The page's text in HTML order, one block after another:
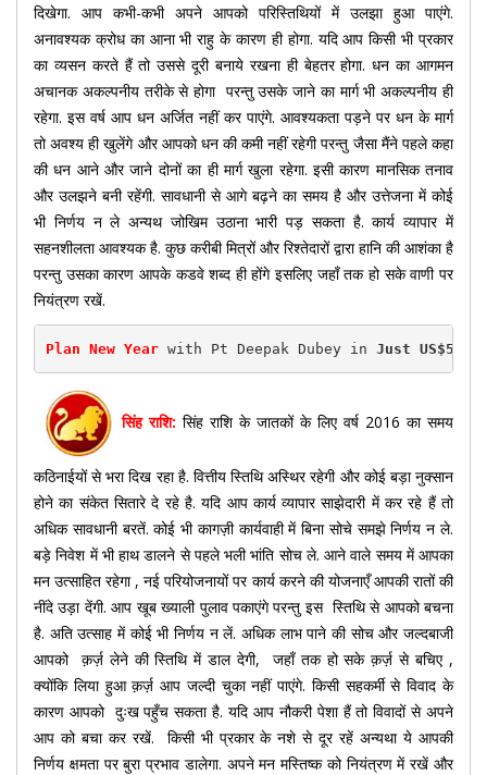
दिखेगा. आप कभी-कभी अपने आपको परिस्तिथियों में उलझा हुआ पाएंगे.
अनावश्यक क्रोध का आना भी राहु के कारण ही होगा. यदि आप किसी भी प्रकार
का व्यसन करते हैं तो उससे दूरी बनाये रखना ही बेहतर होगा. धन का आगमन
अचानक अकल्पनीय तरीके से होगा परन्तु उसके जाने का मार्ग भी अकल्पनीय ही
रहेगा. इस वर्ष आप धन अर्जित नहीं कर पाएंगे. आवश्यकता पड़ने पर धन के मार्ग
तो अवश्य ही खुलेंगे और आपको धन की कमी नहीं रहेगी परन्तु जैसा मैंने पहले कहा
की धन आने और जाने दोनों का ही मार्ग खुला रहेगा. इसी कारण मानसिक तनाव
और उलझने बनी रहेंगी. सावधानी से आगे बढ़ने का समय है और उत्तेजना में कोई
भी निर्णय न ले अन्यथ जोखिम उठाना भारी पड़ सकता है. कार्य व्यापार में
सहनशीलता आवश्यक है. कुछ करीबी मित्रों और रिश्तेदारों द्वारा हानि की आशंका है
परन्तु उसका कारण आपके कडवे शब्द ही होंगे इसलिए जहाँ तक हो सके वाणी पर
नियंत्रण रखें.
Plan New Year with Pt Deepak Dubey in Just
सिंह राशि: सिंह राशि के जातकों के लिए वर्ष 2016 का समय
कठिनाईयों से भरा दिख रहा है. वित्तीय स्तिथि अस्थिर रहेगी और कोई बड़ा नुक्सान
होने का संकेत सितारे दे रहे है. यदि आप कार्य व्यापार साझेदारी में कर रहे हैं तो
अधिक सावधानी बरतें. कोई भी कागज़ी कार्यवाही में बिना सोचे समझे निर्णय न ले.
बड़े निवेश में भी हाथ डालने से पहले भली भांति सोच ले. आने वाले समय में आपका
मन उत्साहित रहेगा , नई परियोजनायों पर कार्य करने की योजनाएँ आपकी रातों की
नींदे उड़ा देंगी. आप खूब ख्याली पुलाव पकाएंगे परन्तु इस स्तिथि से आपको बचना
है. अति उत्साह में कोई भी निर्णय न लें. अधिक लाभ पाने की सोच और जल्दबाजी
आपको क़र्ज़ लेने की स्तिथि में डाल देगी, जहाँ तक हो सके क़र्ज़ से बचिए ,
क्योंकि लिया हुआ क़र्ज़ आप जल्दी चुका नहीं पाएंगे. किसी सहकर्मी से विवाद के
कारण आपको दुःख पहुँच सकता है. यदि आप नौकरी पेशा हैं तो विवादों से अपने
आप को बचा कर रखें. किसी भी प्रकार के नशे से दूर रहें अन्यथा ये आपकी
निर्णय क्षमता पर बुरा प्रभाव डालेगा. अपने मन मस्तिष्क को नियंत्रण में रखें और